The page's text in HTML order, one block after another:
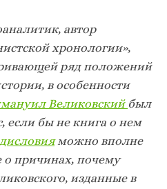
автор
хронологии»,
ряд положений
в особенности
Великовский был
если бы не книга о нем
можно вполне
о причинах, почему
изданные в